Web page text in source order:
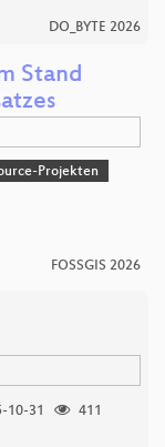
DO_BYTE 2026
Stand
Projekten
FOSSGIS 2026
10-31
411